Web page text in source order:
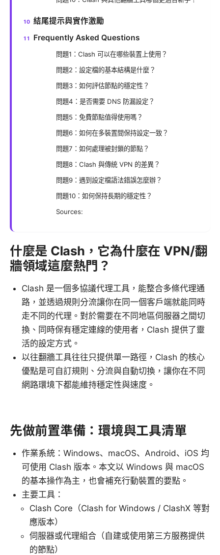
結尾提示與實作激勵
Frequently Asked Questions
問題1：Clash 可以在哪些裝置上使用？
問題2：設定檔的基本結構是什麼？
問題3：如何評估節點的穩定性？
問題4：是否需要 DNS 防漏設定？
問題5：免費節點值得使用嗎？
問題6：如何在多裝置間保持設定一致？
問題7：如何處理被封鎖的節點？
問題8：Clash 與傳統 VPN 的差異？
問題9：遇到設定檔語法錯誤怎麼辦？
問題10：如何保持長期的穩定性？
Sources:
什麼是 Clash，它為什麼在 VPN/翻
牆領域這麼熱門？
Clash 是一個多協議代理工具，能整合多條代理通
路，並透過規則分流讓你在同一個客戶端就能同時
走不同的代理。對於需要在不同地區伺服器之間切
換、同時保有穩定連線的使用者，Clash 提供了靈
活的設定方式。
以往翻牆工具往往只提供單一路徑，Clash 的核心
優點是可自訂規則、分流與自動切換，讓你在不同
網路環境下都能維持穩定性與速度。
先做前置準備：環境與工具清單
作業系統：Windows、macOS、Android、iOS 均
可使用 Clash 版本。本文以 Windows 與 macOS
的基本操作為主，也會補充行動裝置的要點。
主要工具：
Clash Core（Clash for Windows / ClashX 等對
應版本）
伺服器或代理組合（自建或使用第三方服務提供
的節點）